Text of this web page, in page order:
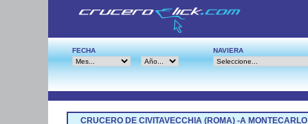
FECHA NAVIERA
CRUCERO DE CIVITAVECCHIA (ROMA) -A